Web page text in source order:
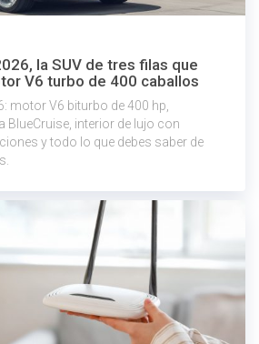
la SUV de tres filas que
V6 turbo de 400 caballos
motor V6 biturbo de 400 hp,
interior de lujo con
y todo lo que debes saber de